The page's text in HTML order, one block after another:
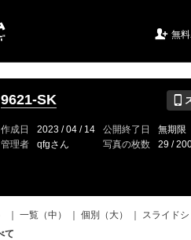
 無
9621-SK 📱
作成日 2023 / 04 / 14 公開終了日 無期限
管理者
qfgさん 写真の枚数 29 /
一覧（中） 個別（大）
スライドシ
て